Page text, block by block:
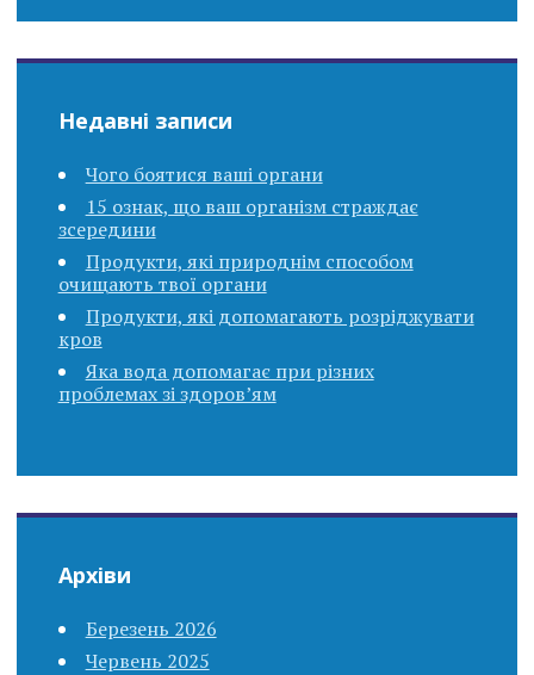
Недавні записи
Чого боятися ваші органи
15 ознак, що ваш організм страждає
зсередини
Продукти, які природнім способом
очищають твої органи
Продукти, які допомагають розріджувати
кров
Яка вода допомагає при різних
проблемах зі здоров’ям
Архіви
Березень 2026
Червень 2025